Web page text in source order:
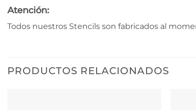
Atención:
Todos nuestros Stencils son fabricados al
PRODUCTOS RELACIONADOS